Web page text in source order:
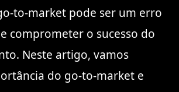
to-market pode ser um erro
comprometer o sucesso do
Neste artigo, vamos
do go-to-market e